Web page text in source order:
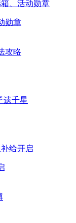
勋章